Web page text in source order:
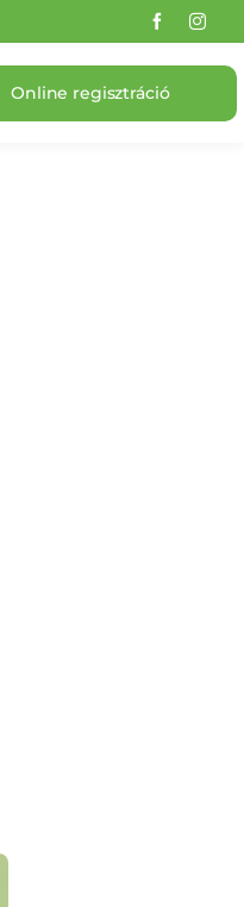
Online regisztráció